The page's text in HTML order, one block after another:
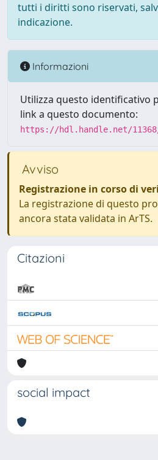
tutti i diritti sono riservati,
indicazione.
Informazioni
Utilizza questo identificativo
link a questo documento:
https://hdl.handle.net/11368/
Avviso
Registrazione in corso di
La registrazione di questo
ancora stata validata in ArTS.
Citazioni
social impact